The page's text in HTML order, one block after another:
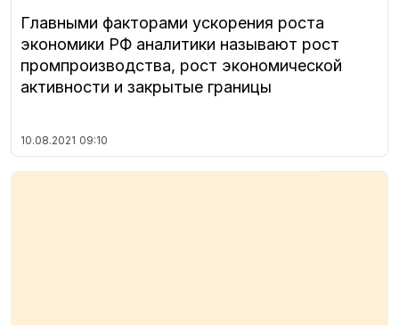
Главными факторами ускорения роста
экономики РФ аналитики называют рост
промпроизводства, рост экономической
активности и закрытые границы
10.08.2021 09:10